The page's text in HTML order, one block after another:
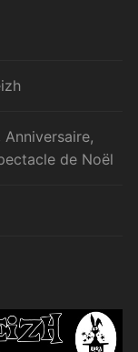
de Noël